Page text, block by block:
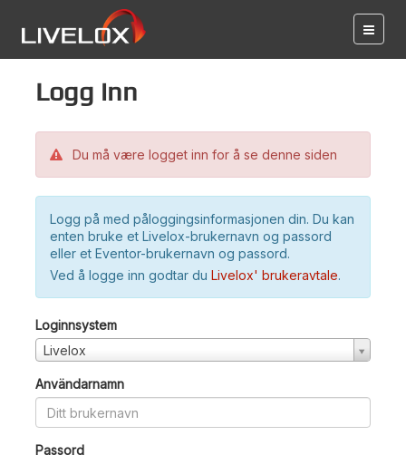
Logg inn
Du må være logget inn for å se denne siden
Logg på med påloggingsinformasjonen din. Du kan
enten bruke et Livelox-brukernavn og passord
eller et Eventor-brukernavn og passord.
Ved å logge inn godtar du Livelox' brukeravtale.
Loginnsystem
Livelox
Användarnamn
Passord